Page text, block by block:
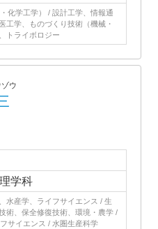
化学工学） / 設計工学、情報通
工学、ものづくり技術（機械・
トライボロジー
ウ
学科
水産学、ライフサイエンス / 生
術、保全修復技術、環境・農学 /
サイエンス / 水圏生産科学